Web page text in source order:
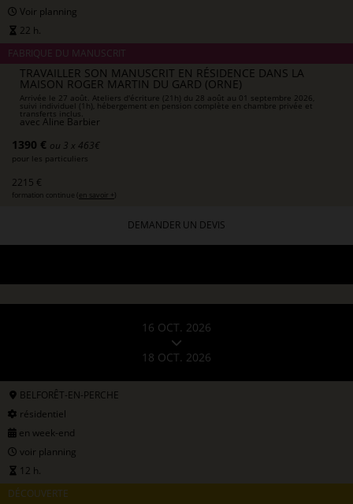
Voir planning
22 h.
FABRIQUE DU MANUSCRIT
TRAVAILLER SON MANUSCRIT EN RÉSIDENCE DANS LA
MAISON ROGER MARTIN DU GARD (ORNE)
Arrivée le 27 août. Ateliers d'écriture (21h) du 28 août au 01 septembre 2026,
suivi individuel (1h), hébergement en pension complète en chambre privée et
transferts inclus.
avec Aline Barbier
1390 € ou 3 x 463€
pour les particuliers
2215 €
formation continue ( en savoir + )
DEMANDER UN DEVIS
16 OCT. 2026
18 OCT. 2026
BELFORÊT-EN-PERCHE
résidentiel
en week-end
voir planning
12 h.
DÉCOUVERTE